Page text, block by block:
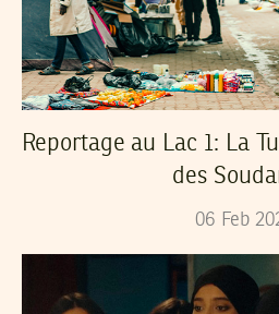
Reportage au Lac 1: La
des
06 Feb